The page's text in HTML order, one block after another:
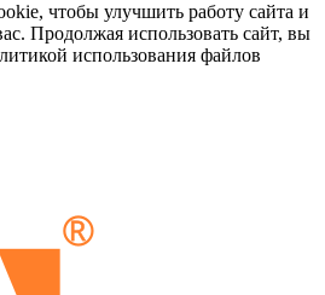
чтобы улучшить работу сайта и
Продолжая использовать сайт, вы
использования файлов